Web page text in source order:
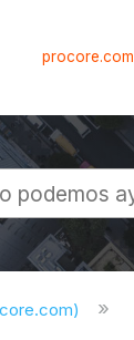
procore.com